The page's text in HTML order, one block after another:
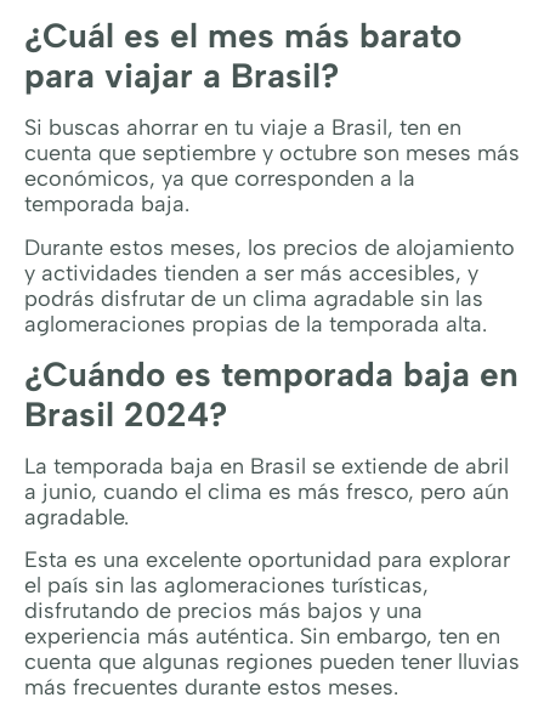
¿Cuál es el mes más barato
para viajar a Brasil?
Si buscas ahorrar en tu viaje a Brasil, ten en
cuenta que septiembre y octubre son meses más
económicos, ya que corresponden a la
temporada baja.
Durante estos meses, los precios de alojamiento
y actividades tienden a ser más accesibles, y
podrás disfrutar de un clima agradable sin las
aglomeraciones propias de la temporada alta.
¿Cuándo es temporada baja en
Brasil 2024?
La temporada baja en Brasil se extiende de abril
a junio, cuando el clima es más fresco, pero aún
agradable.
Esta es una excelente oportunidad para explorar
el país sin las aglomeraciones turísticas,
disfrutando de precios más bajos y una
experiencia más auténtica. Sin embargo, ten en
cuenta que algunas regiones pueden tener lluvias
más frecuentes durante estos meses.